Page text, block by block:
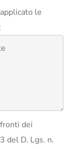
le
dei
del D. Lgs. n.